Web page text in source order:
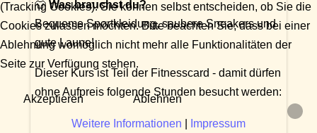
👕 Was brauchst du?
Bequeme Sportkleidung, saubere Sneakers und
gute Laune!
Dieser Kurs ist Teil der Fitnesscard - damit dürfen
ohne Aufpreis folgende Stunden besucht werden:
(Tracking Cookies). Sie können selbst entscheiden, ob Sie die
Cookies zulassen möchten. Bitte beachten Sie, dass bei einer
Ablehnung womöglich nicht mehr alle Funktionalitäten der
Seite zur Verfügung stehen.
Akzeptieren Ablehnen
Weitere Informationen Impressum